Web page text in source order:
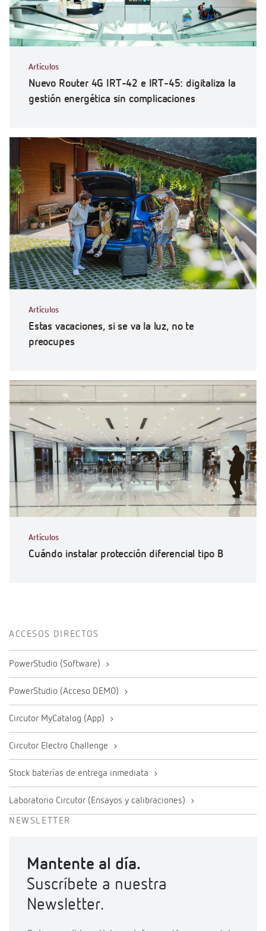
Artículos
Nuevo Router 4G IRT-42 e IRT-45: digitaliza la
gestión energética sin complicaciones
Artículos
Estas vacaciones, si se va la luz, no te
preocupes
Artículos
Cuándo instalar protección diferencial tipo B
ACCESOS DIRECTOS
PowerStudio (Software)
PowerStudio (Acceso DEMO)
Circutor MyCatalog (App)
Circutor Electro Challenge
Stock baterías de entrega inmediata
Laboratorio Circutor (Ensayos y calibraciones)
NEWSLETTER
Mantente al día.
Suscríbete a nuestra
Newsletter.